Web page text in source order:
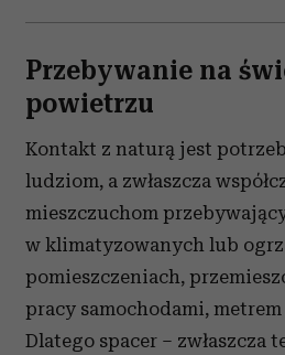
Przebywanie na
powietrzu
Kontakt z naturą jest
ludziom, a zwłaszcza
mieszczuchom
w klimatyzowanych lub
pomieszczeniach,
pracy samochodami,
Dlatego spacer – zwłaszcza